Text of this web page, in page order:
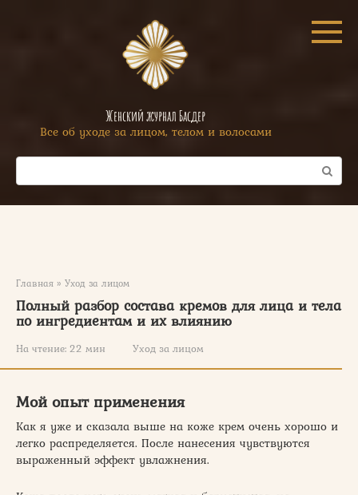
Женский журнал Басдер
Все об уходе за лицом, телом и волосами
Поиск:
Главная » Уход за лицом
Полный разбор состава кремов для лица и тела
по ингредиентам и их влиянию
На чтение: 22 мин Уход за лицом
Мой опыт применения
Как я уже и сказала выше на коже крем очень хорошо и
легко распределяется. После нанесения чувствуются
выраженный эффект увлажнения.